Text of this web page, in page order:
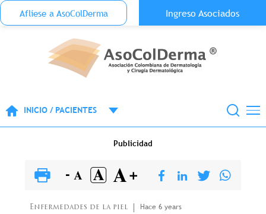
Pasar al contenido principal
Menu Top Anónimo
Aflíese a AsoColDerma Ingreso Asociados
INICIO / PACIENTES
Publicidad
Enfermedades de la piel Hace 6 years